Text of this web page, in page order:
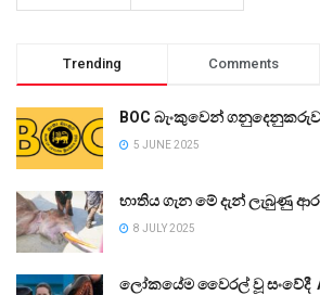
Trending Comments
BOC බැංකුවෙන්
5 JUNE 2025
භාතිය ගැන මේ දැන් ලැබුණු
8 JULY 2025
ලෝකයේම වෛරල් වූ සංවේදී